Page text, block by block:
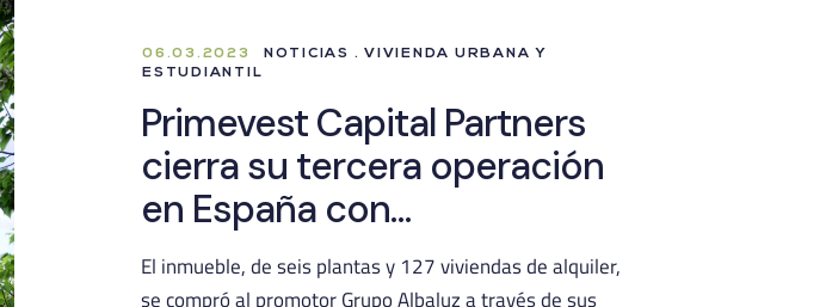
06.03.2023
NOTICIAS . VIVIENDA URBANA Y
ESTUDIANTIL
Primevest Capital Partners
cierra su tercera operación
en España con…
El inmueble, de seis plantas y 127 viviendas de alquiler,
se compró al promotor Grupo Albaluz a través de sus